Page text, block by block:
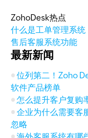
ZohoDesk热点
什么是工单管理系统
售后客服系统功能
最新新闻
位列第二！Zoho
软件产品榜单
怎么提升客户复购
企业为什么需要客
忽略